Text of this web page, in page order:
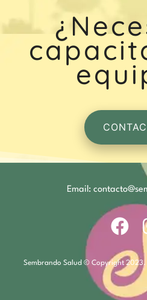
Email:
Sembrando Salud © Copyright 2023.